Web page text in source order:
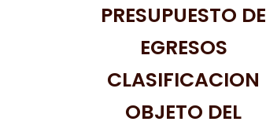
PRESUPUESTO DE
EGRESOS
CLASIFICACION
OBJETO DEL